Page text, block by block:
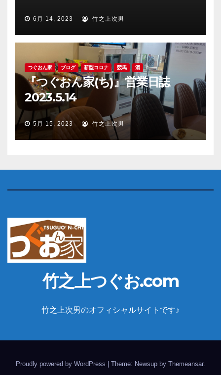
6月 14, 2023 竹之上次男
つぐおん家 ブログ 新型コロナ 競馬 酒
『つぐおん家(ち)』営業日誌
2023.5.14
5月 15, 2023 竹之上次男
竹之上つぐお.com
竹之上次男のオフィシャルサイトです♪
Proudly powered by WordPress Theme: Newsup by Themeansar.